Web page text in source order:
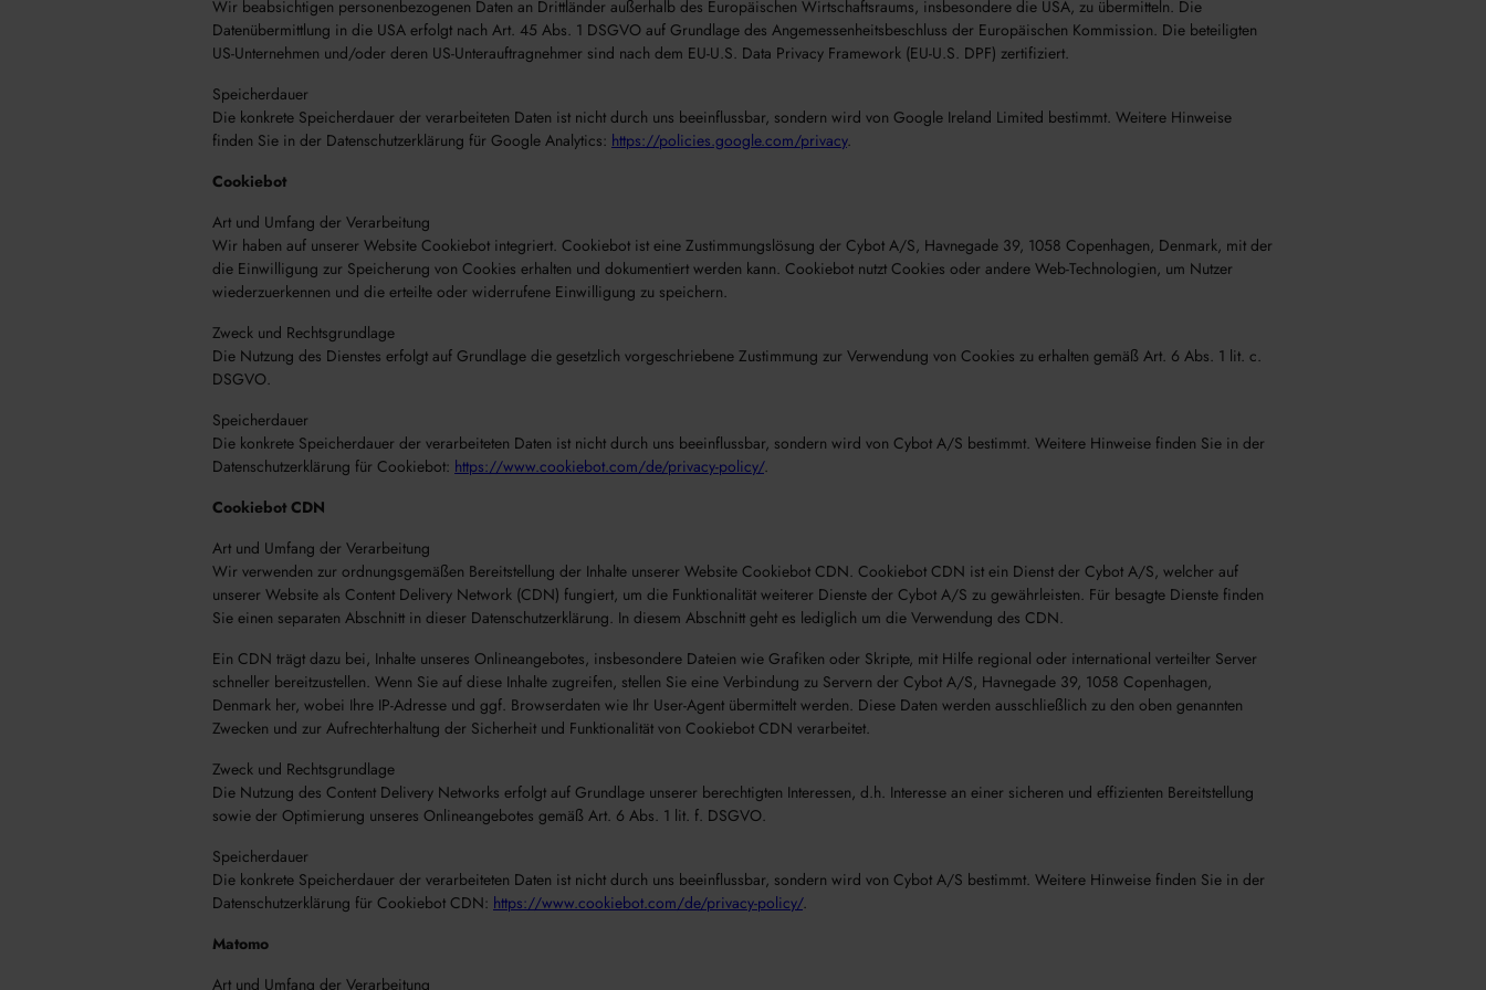
Wir beabsichtigen personenbezogenen Daten an Drittländer außerhalb des Europäischen Wirtschaftsraums, insbesondere die USA, zu übermitteln. Die
Datenübermittlung in die USA erfolgt nach Art. 45 Abs. 1 DSGVO auf Grundlage des Angemessenheitsbeschluss der Europäischen Kommission. Die beteiligten
US-Unternehmen und/oder deren US-Unterauftragnehmer sind nach dem EU-U.S. Data Privacy Framework (EU-U.S. DPF) zertifiziert.
Speicherdauer
Die konkrete Speicherdauer der verarbeiteten Daten ist nicht durch uns beeinflussbar, sondern wird von Google Ireland Limited bestimmt. Weitere Hinweise
finden Sie in der Datenschutzerklärung für Google Analytics: https://policies.google.com/privacy.
Cookiebot
Art und Umfang der Verarbeitung
Wir haben auf unserer Website Cookiebot integriert. Cookiebot ist eine Zustimmungslösung der Cybot A/S, Havnegade 39, 1058 Copenhagen, Denmark, mit der
die Einwilligung zur Speicherung von Cookies erhalten und dokumentiert werden kann. Cookiebot nutzt Cookies oder andere Web-Technologien, um Nutzer
wiederzuerkennen und die erteilte oder widerrufene Einwilligung zu speichern.
Zweck und Rechtsgrundlage
Die Nutzung des Dienstes erfolgt auf Grundlage die gesetzlich vorgeschriebene Zustimmung zur Verwendung von Cookies zu erhalten gemäß Art. 6 Abs. 1 lit. c.
DSGVO.
Speicherdauer
Die konkrete Speicherdauer der verarbeiteten Daten ist nicht durch uns beeinflussbar, sondern wird von Cybot A/S bestimmt. Weitere Hinweise finden Sie in der
Datenschutzerklärung für Cookiebot: https://www.cookiebot.com/de/privacy-policy/.
Cookiebot CDN
Art und Umfang der Verarbeitung
Wir verwenden zur ordnungsgemäßen Bereitstellung der Inhalte unserer Website Cookiebot CDN. Cookiebot CDN ist ein Dienst der Cybot A/S, welcher auf
unserer Website als Content Delivery Network (CDN) fungiert, um die Funktionalität weiterer Dienste der Cybot A/S zu gewährleisten. Für besagte Dienste finden
Sie einen separaten Abschnitt in dieser Datenschutzerklärung. In diesem Abschnitt geht es lediglich um die Verwendung des CDN.
Ein CDN trägt dazu bei, Inhalte unseres Onlineangebotes, insbesondere Dateien wie Grafiken oder Skripte, mit Hilfe regional oder international verteilter Server
schneller bereitzustellen. Wenn Sie auf diese Inhalte zugreifen, stellen Sie eine Verbindung zu Servern der Cybot A/S, Havnegade 39, 1058 Copenhagen,
Denmark her, wobei Ihre IP-Adresse und ggf. Browserdaten wie Ihr User-Agent übermittelt werden. Diese Daten werden ausschließlich zu den oben genannten
Zwecken und zur Aufrechterhaltung der Sicherheit und Funktionalität von Cookiebot CDN verarbeitet.
Zweck und Rechtsgrundlage
Die Nutzung des Content Delivery Networks erfolgt auf Grundlage unserer berechtigten Interessen, d.h. Interesse an einer sicheren und effizienten Bereitstellung
sowie der Optimierung unseres Onlineangebotes gemäß Art. 6 Abs. 1 lit. f. DSGVO.
Speicherdauer
Die konkrete Speicherdauer der verarbeiteten Daten ist nicht durch uns beeinflussbar, sondern wird von Cybot A/S bestimmt. Weitere Hinweise finden Sie in der
Datenschutzerklärung für Cookiebot CDN: https://www.cookiebot.com/de/privacy-policy/.
Matomo
Art und Umfang der Verarbeitung